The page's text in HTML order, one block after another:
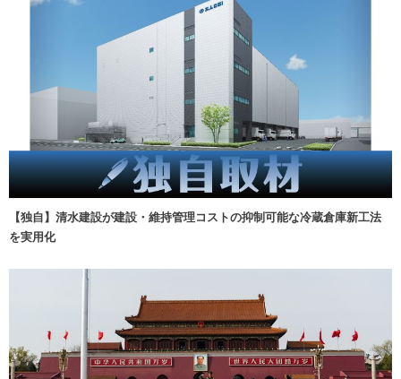
【独自】清水建設が建設・維持管理コストの抑制可能な冷蔵倉庫新工法
を実用化